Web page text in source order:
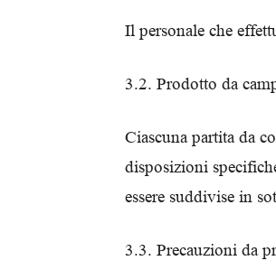
Il personale che
3.2. Prodotto da
Ciascuna partita da
disposizioni
essere suddivise in
3.3. Precauzioni da